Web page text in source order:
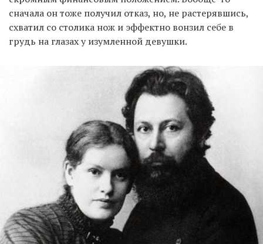
сначала он тоже получил отказ, но, не растерявшись,
схватил со столика нож и эффектно вонзил себе в
грудь на глазах у изумленной девушки.